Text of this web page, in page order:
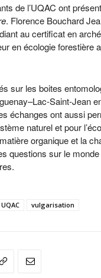
de l’UQAC ont
. Florence Bouchard
au certificat en
en écologie forestière
sur les boites
Saint-Jean
échanges ont aussi
naturel et pour
organique et la
questions sur le
UQAC vulgarisation